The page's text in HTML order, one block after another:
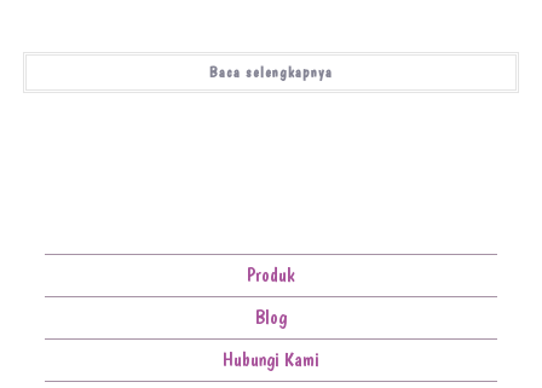
Baca selengkapnya
Produk
Blog
Hubungi Kami